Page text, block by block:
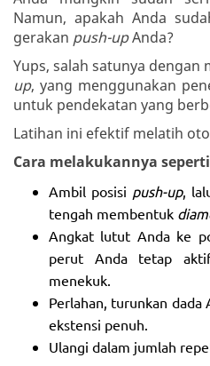
Namun, apakah Anda
gerakan push-upAnda?
Yups, salah satunya dengan
up, yang menggunakan
untuk pendekatan yang
Latihan ini efektif melatih
Cara melakukannya
Ambil posisi push-up,
tengah membentuk
Angkat lutut Anda ke
perut Anda tetap
menekuk.
Perlahan, turunkan dada
ekstensi penuh.
Ulangi dalam jumlah